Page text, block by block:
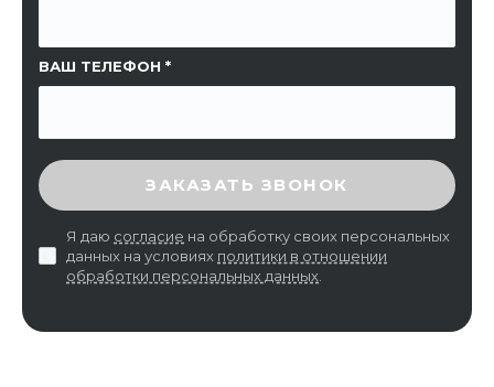
ВАШ ТЕЛЕФОН
ВВЕДИТЕ ПРОВЕРОЧНЫЙ КОД
ЗАКАЗАТЬ ЗВОНОК
Я даю согласие на обработку своих персональных
данных на условиях политики в отношении
обработки персональных данных